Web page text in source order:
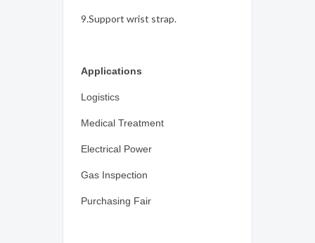
9.Support wrist strap.
Applications
Logistics
Medical Treatment
Electrical Power
Gas Inspection
Purchasing Fair